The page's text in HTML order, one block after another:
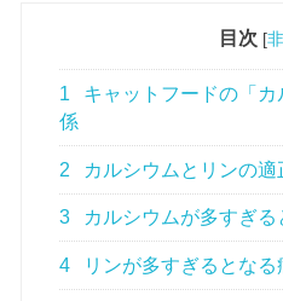
目次 [
1
キャットフードの「
係
2 カルシウムとリンの適
3 カルシウムが多すぎ
4 リンが多すぎるとなる